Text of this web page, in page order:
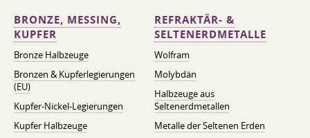
BRONZE, MESSING,
KUPFER
Bronze Halbzeuge
Bronzen & Kupferlegierungen
(EU)
Kupfer-Nickel-Legierungen
Kupfer Halbzeuge
REFRAKTÄR- &
SELTENERDMETALLE
Wolfram
Molybdän
Halbzeuge aus
Seltenerdmetallen
Metalle der Seltenen Erden